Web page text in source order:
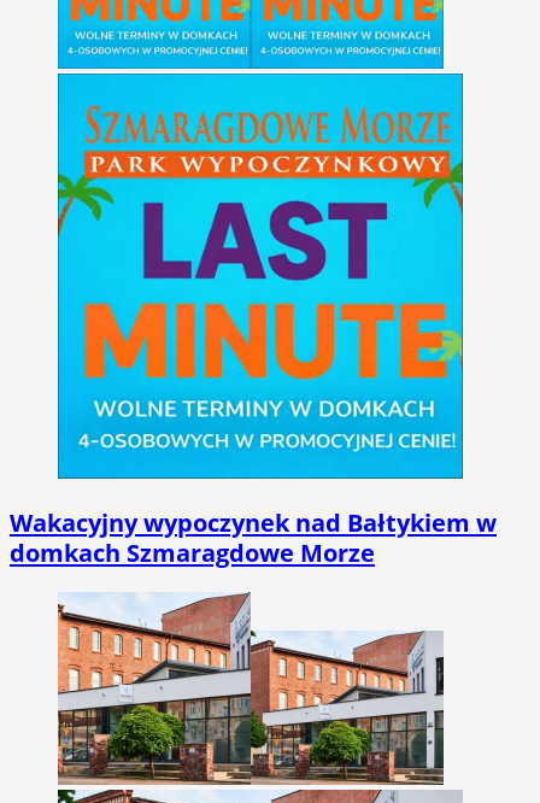
Wakacyjny wypoczynek nad Bałtykiem w
domkach Szmaragdowe Morze